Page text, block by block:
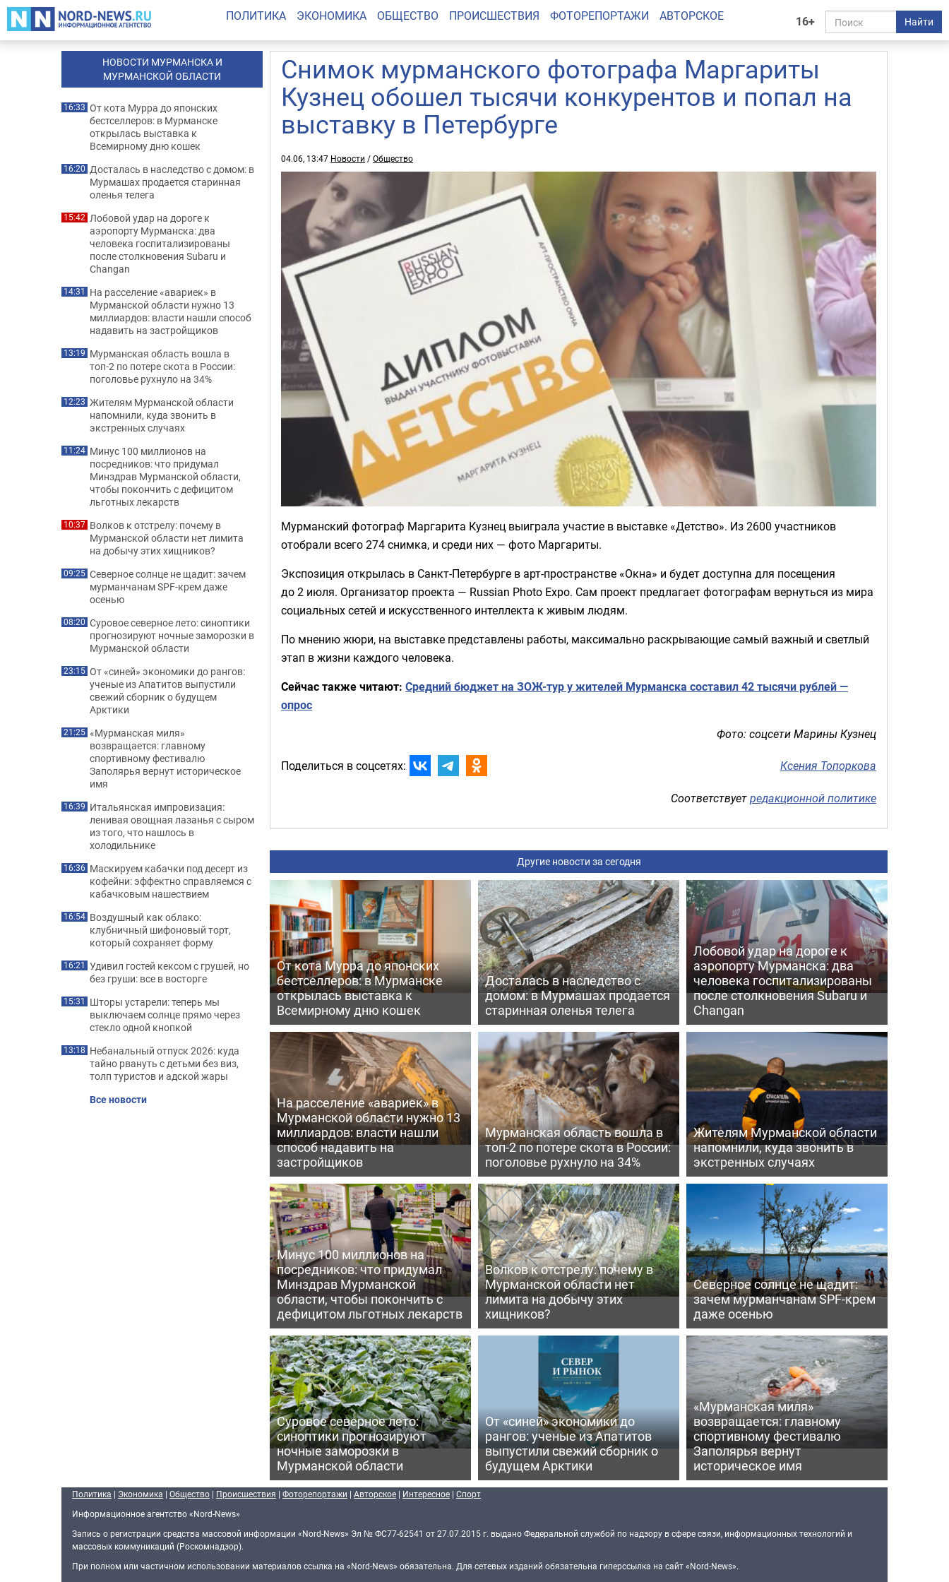
16+ Найти
ПОЛИТИКА ЭКОНОМИКА ОБЩЕСТВО ПРОИСШЕСТВИЯ ФОТОРЕПОРТАЖИ АВТОРСКОЕ
Снимок мурманского фотографа Маргариты
Кузнец обошел тысячи конкурентов и попал на
выставку в Петербурге
04.06, 13:47 Новости /Общество
Мурманский фотограф Маргарита Кузнец выиграла участие в выставке «Детство». Из 2600 участников
отобрали всего 274 снимка, и среди них — фото Маргариты.
Экспозиция открылась в Санкт-Петербурге в арт-пространстве «Окна» и будет доступна для посещения
до 2 июля. Организатор проекта — Russian Photo Expo. Сам проект предлагает фотографам вернуться из мира
социальных сетей и искусственного интеллекта к живым людям.
По мнению жюри, на выставке представлены работы, максимально раскрывающие самый важный и светлый
этап в жизни каждого человека.
Сейчас также читают: Средний бюджет на ЗОЖ-тур у жителей Мурманска составил 42 тысячи рублей —
опрос
Фото: соцсети Марины Кузнец
Поделиться в соцсетях: Ксения Топоркова
Соответствуетредакционной политике
Другие новости за сегодня
От кота Мурра до японских
бестселлеров: в Мурманске
открылась выставка к
Всемирному дню кошек
Досталась в наследство с
домом: в Мурмашах продается
старинная оленья телега
Лобовой удар на дороге к
аэропорту Мурманска: два
человека госпитализированы
после столкновения Subaru и
Changan
На расселение «авариек» в
Мурманской области нужно 13
миллиардов: власти нашли
способ надавить на
застройщиков
Мурманская область вошла в
топ-2 по потере скота в России:
поголовье рухнуло на 34%
Жителям Мурманской области
напомнили, куда звонить в
экстренных случаях
Минус 100 миллионов на
посредников: что придумал
Минздрав Мурманской
области, чтобы покончить с
дефицитом льготных лекарств
Волков к отстрелу: почему в
Мурманской области нет
лимита на добычу этих
хищников?
Северное солнце не щадит:
зачем мурманчанам SPF-крем
даже осенью
Суровое северное лето:
синоптики прогнозируют
ночные заморозки в
Мурманской области
От «синей» экономики до
рангов: ученые из Апатитов
выпустили свежий сборник о
будущем Арктики
«Мурманская миля»
возвращается: главному
спортивному фестивалю
Заполярья вернут
историческое имя
НОВОСТИ МУРМАНСКА И
МУРМАНСКОЙ ОБЛАСТИ
16:33 От кота Мурра до японских
бестселлеров: в Мурманске
открылась выставка к
Всемирному дню кошек
16:20 Досталась в наследство с домом: в
Мурмашах продается старинная
оленья телега
15:42 Лобовой удар на дороге к
аэропорту Мурманска: два
человека госпитализированы
после столкновения Subaru и
Changan
14:31 На расселение «авариек» в
Мурманской области нужно 13
миллиардов: власти нашли способ
надавить на застройщиков
13:19 Мурманская область вошла в
топ-2 по потере скота в России:
поголовье рухнуло на 34%
12:23 Жителям Мурманской области
напомнили, куда звонить в
экстренных случаях
11:24 Минус 100 миллионов на
посредников: что придумал
Минздрав Мурманской области,
чтобы покончить с дефицитом
льготных лекарств
10:37 Волков к отстрелу: почему в
Мурманской области нет лимита
на добычу этих хищников?
09:25 Северное солнце не щадит: зачем
мурманчанам SPF-крем даже
осенью
08:20 Суровое северное лето: синоптики
прогнозируют ночные заморозки в
Мурманской области
23:15 От «синей» экономики до рангов:
ученые из Апатитов выпустили
свежий сборник о будущем
Арктики
21:25 «Мурманская миля»
возвращается: главному
спортивному фестивалю
Заполярья вернут историческое
имя
16:39 Итальянская импровизация:
ленивая овощная лазанья с сыром
из того, что нашлось в
холодильнике
16:36 Маскируем кабачки под десерт из
кофейни: эффектно справляемся с
кабачковым нашествием
16:54 Воздушный как облако:
клубничный шифоновый торт,
который сохраняет форму
16:21 Удивил гостей кексом с грушей, но
без груши: все в восторге
15:31 Шторы устарели: теперь мы
выключаем солнце прямо через
стекло одной кнопкой
13:18 Небанальный отпуск 2026: куда
тайно рвануть с детьми без виз,
толп туристов и адской жары
Все новости
Политика | Экономика | Общество | Происшествия | Фоторепортажи | Авторское | Интересное | Спорт
Информационное агентство «Nord-News»
Запись о регистрации средства массовой информации «Nord-News» Эл № ФС77-62541 от 27.07.2015 г. выдано Федеральной службой по надзору в сфере связи, информационных технологий и
массовых коммуникаций (Роскомнадзор).
При полном или частичном использовании материалов ссылка на «Nord-News» обязательна. Для сетевых изданий обязательна гиперссылка на сайт «Nord-News».